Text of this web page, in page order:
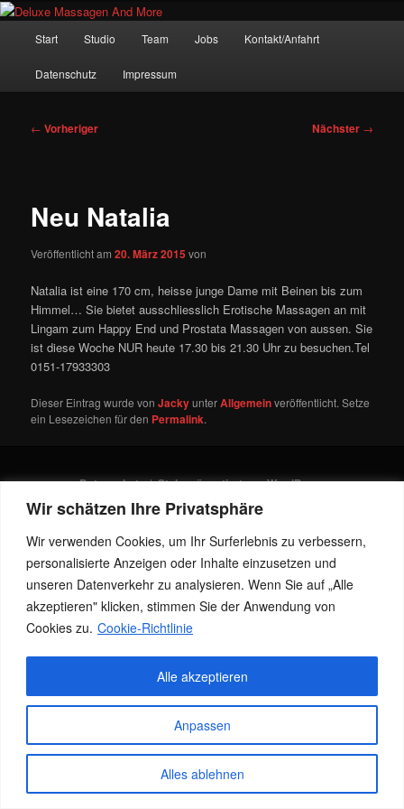
Wir schätzen Ihre Privatsphäre
Wir verwenden Cookies, um Ihr Surferlebnis zu verbessern,
personalisierte Anzeigen oder Inhalte einzusetzen und
unseren Datenverkehr zu analysieren. Wenn Sie auf „Alle
akzeptieren" klicken, stimmen Sie der Anwendung von
Cookies zu. Cookie-Richtlinie
Anpassen
Alles ablehnen
Alle akzeptieren
Zum
springenDeluxe Massagen And More
– Das Original –
Start Studio Team Jobs Kontakt/Anfahrt
Datenschutz Impressum
Beitragsnavigation
← Vorheriger Nächster →
Neu Natalia
Veröffentlicht am20. März 2015 von
Natalia ist eine 170 cm, heisse junge Dame mit Beinen bis zum
Himmel… Sie bietet ausschliesslich Erotische Massagen an mit
Lingam zum Happy End und Prostata Massagen von aussen. Sie
ist diese Woche NUR heute 17.30 bis 21.30 Uhr zu besuchen.Tel
0151-17933303
Dieser Eintrag wurde vonJackyunterAllgemeinveröffentlicht. Setze
ein Lesezeichen für den Permalink.
Datenschutz Stolz präsentiert von WordPress